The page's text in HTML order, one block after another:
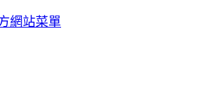
網站菜單